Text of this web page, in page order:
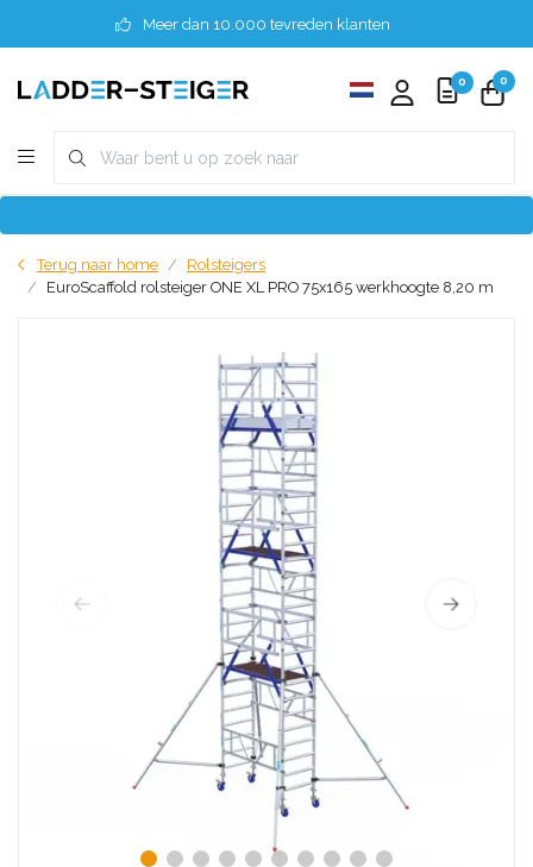
Meer dan 10.000 tevreden klanten
0 0
Terug naar home
Rolsteigers
EuroScaffold rolsteiger ONE XL PRO 75x165 werkhoogte 8,20 m